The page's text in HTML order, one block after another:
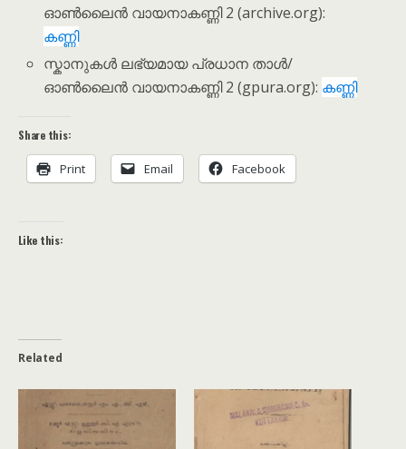
ഓൺലൈൻ വായനാകണ്ണി 2 (archive.org):
കണ്ണി
സ്കാനുകൾ ലഭ്യമായ പ്രധാന താൾ/
ഓൺലൈൻ വായനാകണ്ണി 2 (gpura.org): കണ്ണി
Share this:
Print Email Facebook
Like this:
Related